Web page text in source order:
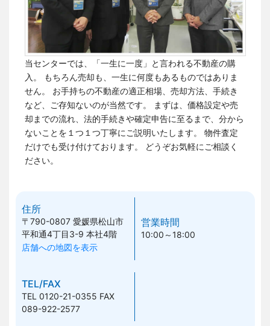
当センターでは、「一生に一度」と言われる不動産の購
入。 もちろん売却も、一生に何度もあるものではありま
せん。
お手持ちの不動産の適正相場、売却方法、手続き
など、ご存知ないのが当然です。
まずは、価格設定や売
却までの流れ、法的手続きや確定申告に至るまで、分から
ないことを１つ１つ丁寧にご説明いたします。 物件査定
だけでも受け付けております。
どうぞお気軽にご相談く
ださい。
住所
〒790-0807愛媛県松山市
平和通4丁目3-9 本社4階
店舗への地図を表示
営業時間
10:00～18:00
TEL/FAX
TEL 0120-21-0355 FAX
089-922-2577